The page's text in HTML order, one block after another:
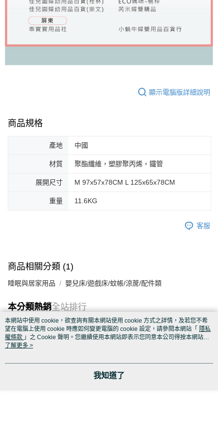
顯示電腦版詳細說明
商品規格
產地 中國
材質 聚酯纖維，塑膠聚丙烯，鐵管
展開尺寸 M 97x57x78CM L 125x65x78CM
重量 11.6KG
客服
商品相關分類 (1)
睡眠與居家用品 嬰兒床/遊戲床/蚊帳/涼蓆/配件類
本分類熱銷全站排行
熱門標籤
本網站中使用 cookie，欲查詢有關本網站使用 cookie 方式之詳情，及若您不希
望在電腦上使用 cookie 時應如何變更電腦的 cookie 設定，請參閱本網站「 隱私
權條款 」之 Cookie 聲明。您繼續使用本網站即表示您同意本公司得按本網站使
用條款之 Cookie 聲明使用 cookie。
了解更多 >
我知道了